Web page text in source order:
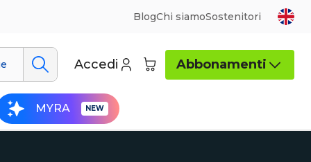
BlogChi siamoSostenitori
Accedi Abbonamenti
MYRA